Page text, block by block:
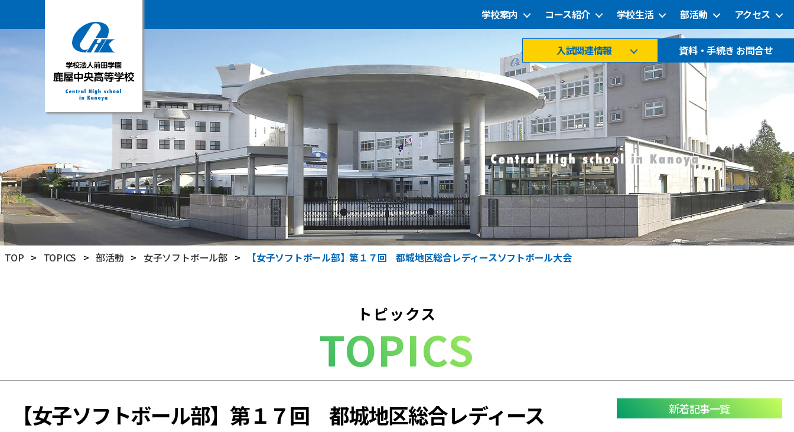
学
校
田
学
園
鹿
屋
中
高
等
学校案内 コース紹介 学校生活 部活動 アクセス
入試関連情報 資料・手続き お問合せ
TOP > TOPICS > 部活動 > 女子ソフトボール部 > 【女子ソフトボール部】第１７回 都城地区総合レディースソフトボール大会
トピックス
TOPICS
【女子ソフトボール部】第１７回 都城地区総合レディース
新着記事一覧